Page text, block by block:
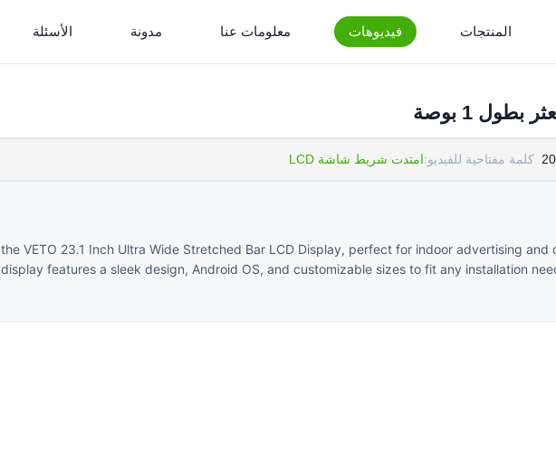
المنتجات فيديوهات معلومات عنا مدونة الأسئلة
كلمة مفتاحية للفيديو:امتدت شريط شاشة LCD
VETO 23.1 Inch Ultra Wide Stretched Bar LCD Display, perfect for indoor advertising
features a sleek design, Android OS, and customizable sizes to fit any installation